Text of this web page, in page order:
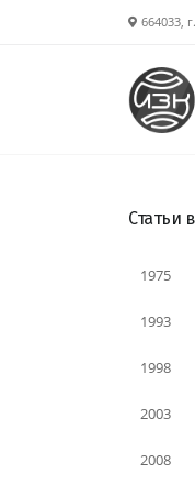
664033,
Статьи
1975
1993
1998
2003
2008